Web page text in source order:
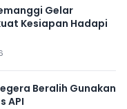
Gelar
Kesiapan Hadapi
Beralih Gunakan
API